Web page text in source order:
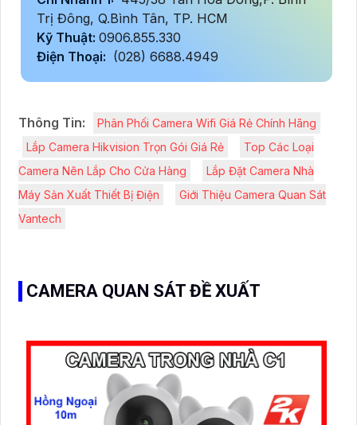
Trị Đông, Q.Bình Tân, TP. HCM
Kỹ Thuật: 0906.855.330
Điện Thoại: (028) 6688.4949
Thông Tin:
Phân Phối Camera Wifi Giá Rẻ Chính Hãng
Lắp Camera Hikvision Trọn Gói Giá Rẻ
Top Các Loại
Camera Nên Lắp Cho Cửa Hàng
Lắp Đặt Camera Nhà
Máy Sản Xuất Thiết Bị Điện
Giới Thiệu Camera Quan Sát
Vantech
CAMERA QUAN SÁT ĐỀ XUẤT